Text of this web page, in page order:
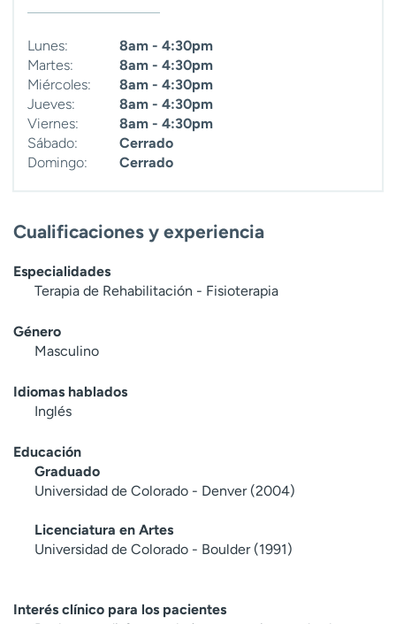
Lunes:
8am - 4:30pm
Martes:
8am - 4:30pm
Miércoles:
8am - 4:30pm
Jueves:
8am - 4:30pm
Viernes:
8am - 4:30pm
Sábado:
Cerrado
Domingo:
Cerrado
Cualificaciones y experiencia
Especialidades
Terapia de Rehabilitación - Fisioterapia
Género
Masculino
Idiomas hablados
Inglés
Educación
Graduado
Universidad de Colorado - Denver (2004)
Licenciatura en Artes
Universidad de Colorado - Boulder (1991)
Interés clínico para los pacientes